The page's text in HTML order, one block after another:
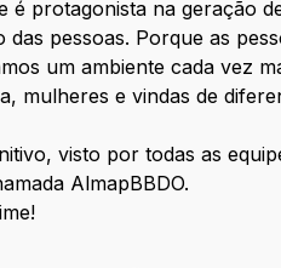
é protagonista na geração
pessoas. Porque as
um ambiente cada vez
mulheres e vindas de
visto por todas as
AlmapBBDO.